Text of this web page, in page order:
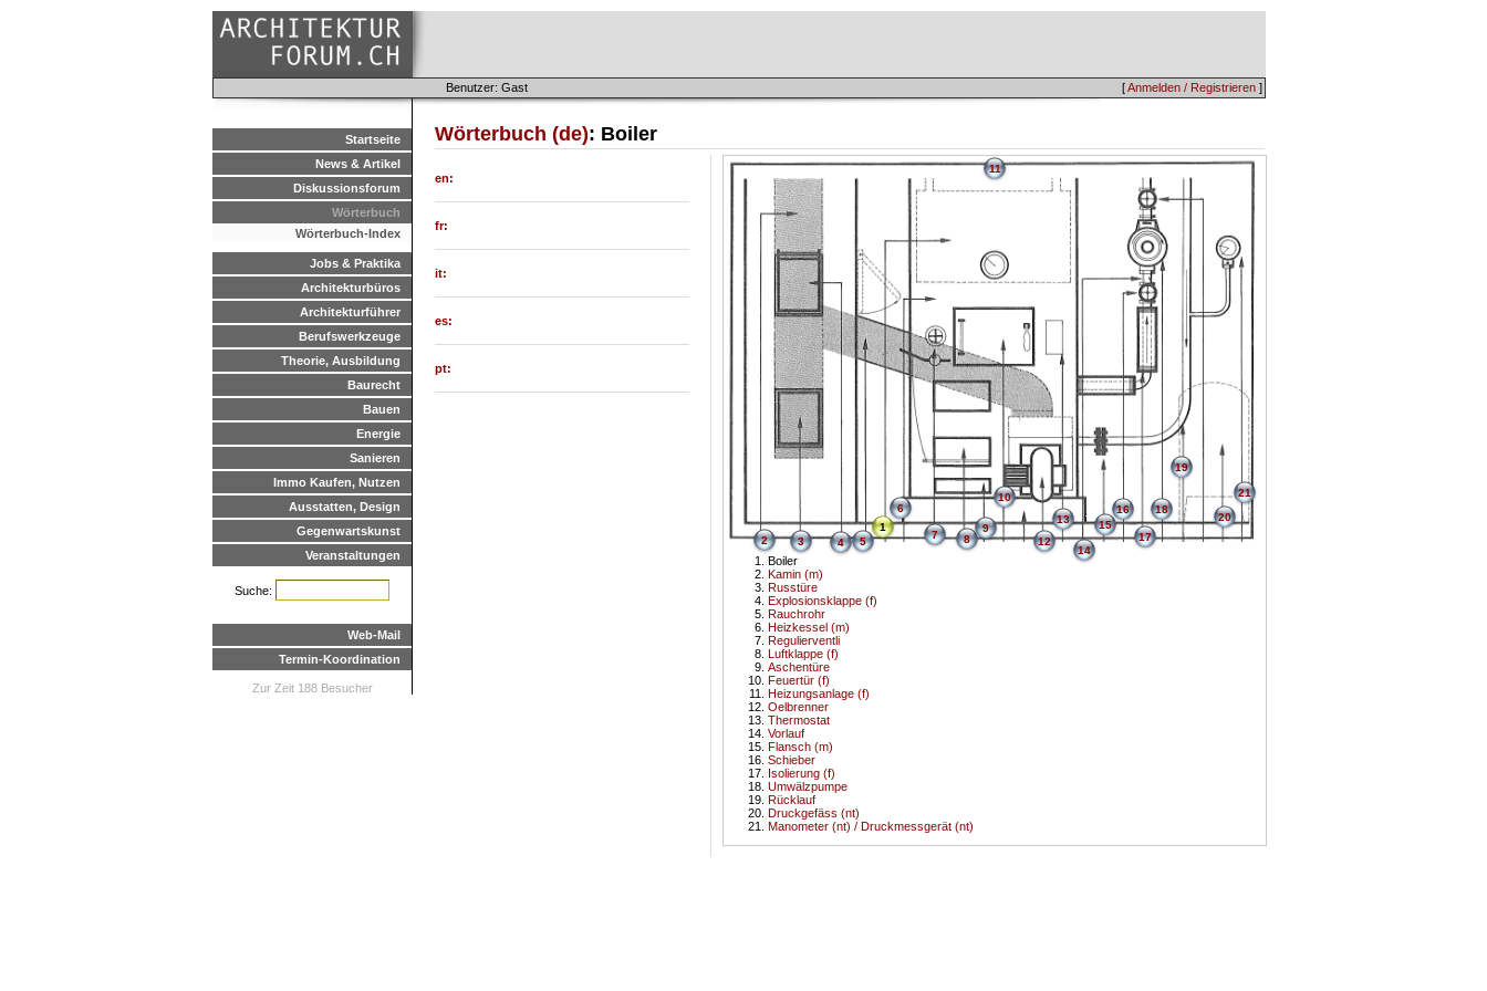
[Anmelden / Registrieren ]
Benutzer: Gast
Startseite
News & Artikel
Diskussionsforum
Wörterbuch
Wörterbuch-Index
Jobs & Praktika
Architekturbüros
Architekturführer
Berufswerkzeuge
Theorie, Ausbildung
Baurecht
Bauen
Energie
Sanieren
Immo Kaufen, Nutzen
Ausstatten, Design
Gegenwartskunst
Veranstaltungen
Suche:
Web-Mail
Termin-Koordination
Zur Zeit 188 Besucher
Wörterbuch (de): Boiler
1
Boiler
Kamin (m)
2
Russtüre
3
Explosionsklappe (f)
4
Rauchrohr
5
Heizkessel (m)
6
Regulierventli
7
Luftklappe (f)
8
Aschentüre
9
Feuertür (f)
10
Heizungsanlage (f)
11
Oelbrenner
12
Thermostat
13
Vorlauf
14
Flansch (m)
15
Schieber
16
Isolierung (f)
17
Umwälzpumpe
18
Rücklauf
19
Druckgefäss (nt)
20
Manometer (nt) / Druckmessgerät (nt)
21
en:
fr:
it:
es:
pt: